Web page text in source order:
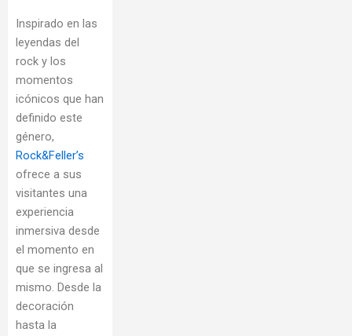
Inspirado en las
leyendas del
rock y los
momentos
icónicos que han
definido este
género,
Rock&Feller’s
ofrece a sus
visitantes una
experiencia
inmersiva desde
el momento en
que se ingresa al
mismo. Desde la
decoración
hasta la